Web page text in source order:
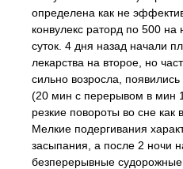
определена как не
конвулекс раторд по 500 на
суток. 4 дня назад начали
лекарства на второе, но
сильно возросла,
(20 мин с перерывом в мин
резкие повороты во сне как
Мелкие подергивания
засыпания, а после 2 ночи
безперерывные